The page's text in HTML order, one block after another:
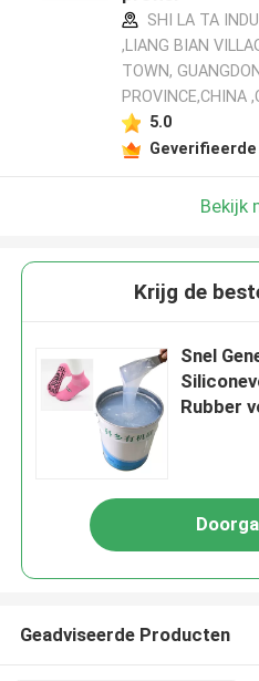
SHI LA TA
,LIANG BIAN
TOWN,
PROVINCE,CHINA
5.0
Bekijk
Krijg de
Snel
Rubber
Geadviseerde Producten